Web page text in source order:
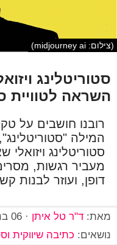
(צילום: midjourney ai)
סטוריטלינג
השראה לטוויית
רובנו חושבים על
המילה
סטוריטלינג
מעביר רגשות,
דופן, ועוזר
מאת: ד"ר טל איתן· 06 בנובמבר 2019
נושאים: כתיבה שיווקית